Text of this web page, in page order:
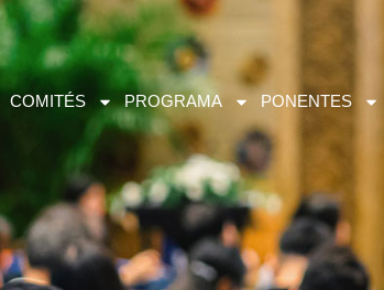
COMITÉS PROGRAMA PONENTES